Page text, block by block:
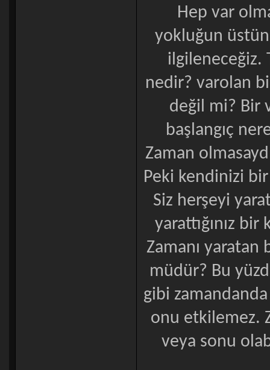
Hep var
yokluğun
ilgileneceğiz.
nedir? varolan
değil mi? Bir
başlangıç
Zaman
Peki kendinizi
Siz herşeyi
yarattığınız bir
Zamanı yaratan
müdür? Bu
gibi zamandanda
onu etkilemez.
veya sonu